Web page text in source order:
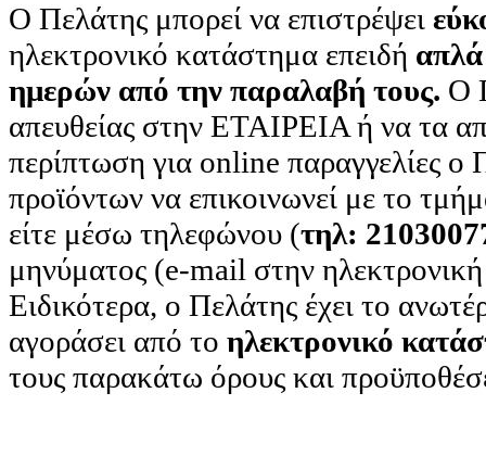
Ο Πελάτης μπορεί να επιστρέψει
ηλεκτρονικό κατάστημα επειδή
ημερών από την παραλαβή τους. Ο
απευθείας στην ΕΤΑΙΡΕΙΑ ή να τα
περίπτωση για online παραγγελίες ο
προϊόντων να επικοινωνεί με το
είτε μέσω τηλεφώνου (τηλ:
μηνύματος (e-mail στην
Ειδικότερα, ο Πελάτης έχει το
αγοράσει από το ηλεκτρονικό
τους παρακάτω όρους και